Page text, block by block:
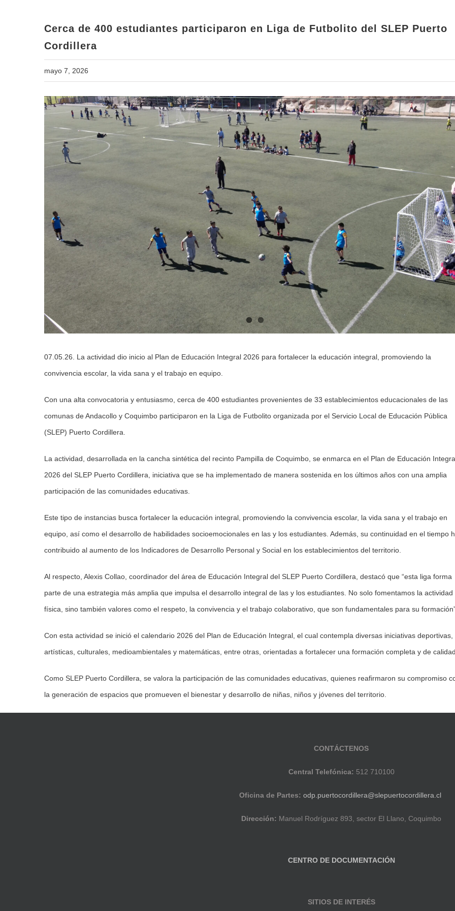
Cerca de 400 estudiantes participaron en Liga de Futbolito del SLEP Puerto
Cordillera
mayo 7, 2026
View
07.05.26. La actividad dio inicio al Plan de Educación Integral 2026 para fortalecer la educación integral, promoviendo la
convivencia escolar, la vida sana y el trabajo en equipo.
Con una alta convocatoria y entusiasmo, cerca de 400 estudiantes provenientes de 33 establecimientos educacionales de las
comunas de Andacollo y Coquimbo participaron en la Liga de Futbolito organizada por el Servicio Local de Educación Pública
(SLEP) Puerto Cordillera.
La actividad, desarrollada en la cancha sintética del recinto Pampilla de Coquimbo, se enmarca en el Plan de Educación
2026 del SLEP Puerto Cordillera, iniciativa que se ha implementado de manera sostenida en los últimos años con una amplia
participación de las comunidades educativas.
Este tipo de instancias busca fortalecer la educación integral, promoviendo la convivencia escolar, la vida sana y el trabajo en
equipo, así como el desarrollo de habilidades socioemocionales en las y los estudiantes. Además, su continuidad en el tiempo
contribuido al aumento de los Indicadores de Desarrollo Personal y Social en los establecimientos del territorio.
Al respecto, Alexis Collao, coordinador del área de Educación Integral del SLEP Puerto Cordillera, destacó que “esta liga forma
parte de una estrategia más amplia que impulsa el desarrollo integral de las y los estudiantes. No solo fomentamos la actividad
física, sino también valores como el respeto, la convivencia y el trabajo colaborativo, que son fundamentales para su
Con esta actividad se inició el calendario 2026 del Plan de Educación Integral, el cual contempla diversas iniciativas deportivas,
artísticas, culturales, medioambientales y matemáticas, entre otras, orientadas a fortalecer una formación completa y de
Como SLEP Puerto Cordillera, se valora la participación de las comunidades educativas, quienes reafirmaron su compromiso
la generación de espacios que promueven el bienestar y desarrollo de niñas, niños y jóvenes del territorio.
CONTÁCTENOS
Central Telefónica: 512 710100
Oficina de Partes: odp.puertocordillera@slepuertocordillera.cl
Dirección: Manuel Rodríguez 893, sector El Llano, Coquimbo
CENTRO DE DOCUMENTACIÓN
SITIOS DE INTERÉS